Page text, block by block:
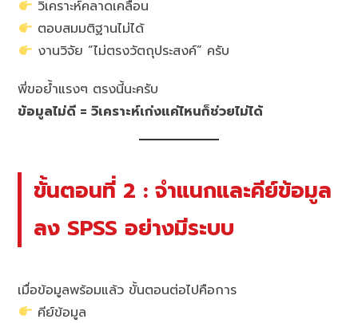
วิเคราะห์คลาดเคลื่อน
ตอบสมมติฐานไม่ได้
งานวิจัย “ไม่ตรงวัตถุประสงค์” ครับ
พี่ขอย้ำแรงๆ ตรงนี้นะครับ
ข้อมูลไม่ดี = วิเคราะห์เก่งแค่ไหนก็ช่วยไม่ได้
ขั้นตอนที่ 2 : จำแนกและคีย์ข้อมูล
ลง SPSS อย่างมีระบบ
เมื่อข้อมูลพร้อมแล้ว ขั้นตอนต่อไปคือการ
คีย์ข้อมูล